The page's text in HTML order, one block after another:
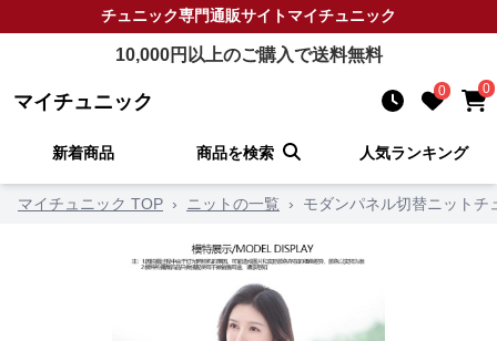
チュニック専門通販サイトマイチュニック
10,000円以上のご購入で送料無料
マイチュニック 0 0
新着商品 商品を検索 人気ランキング
マイチュニック TOP › ニットの一覧 › モダンパネル切替ニットチ